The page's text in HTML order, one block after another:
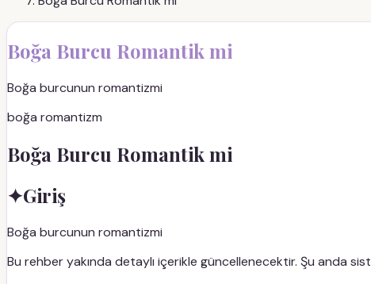
Boğa Burcu Romantik mi
Boğa burcunun romantizmi
boğa romantizm
Boğa Burcu Romantik mi
✦Giriş
Boğa burcunun romantizmi
Bu rehber yakında detaylı içerikle güncellenecektir. Şu anda